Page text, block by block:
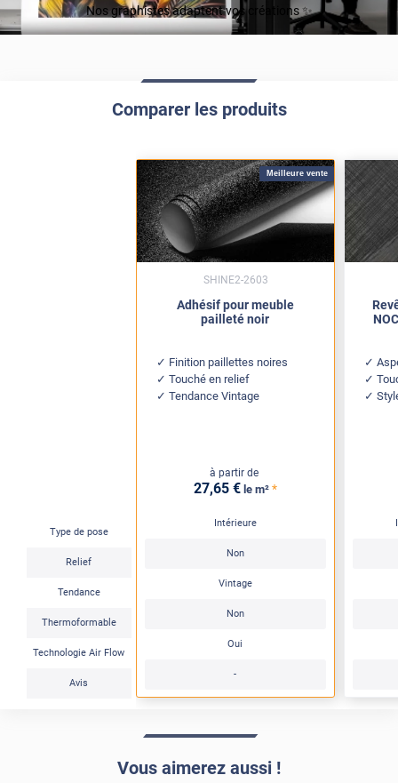
Nos graphistes adaptent vos créations ✨
Comparer les produits
Type de pose
Relief
Tendance
Thermoformable
Technologie Air Flow
Avis
Meilleure vente
Adhésif pour meuble
pailleté noir
Finition paillettes noires
Touché en relief
Tendance Vintage
à partir de
27,65 € le m² *
Intérieure
Non
Vintage
Non
Oui
-
SHINE2-2603
Vous aimerez aussi !